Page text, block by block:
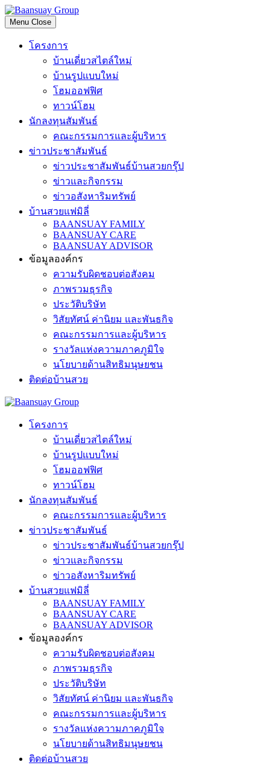
Skip
to
content
Menu Close
โครงการ
บ้านเดี่ยวสไตล์ใหม่
บ้านรูปแบบใหม่
โฮมออฟฟิศ
ทาวน์โฮม
นักลงทุนสัมพันธ์
คณะกรรมการและผู้บริหาร
ข่าวประชาสัมพันธ์
ข่าวประชาสัมพันธ์บ้านสวยกรุ๊ป
ข่าวและกิจกรรม
ข่าวอสังหาริมทรัพย์
บ้านสวยแฟมิลี่
BAANSUAY FAMILY
BAANSUAY CARE
BAANSUAY ADVISOR
ข้อมูลองค์กร
ความรับผิดชอบต่อสังคม
ภาพรวมธุรกิจ
ประวัติบริษัท
วิสัยทัศน์ ค่านิยม และพันธกิจ
คณะกรรมการและผู้บริหาร
รางวัลแห่งความภาคภูมิใจ
นโยบายด้านสิทธิมนุษยชน
ติดต่อบ้านสวย
โครงการ
บ้านเดี่ยวสไตล์ใหม่
บ้านรูปแบบใหม่
โฮมออฟฟิศ
ทาวน์โฮม
นักลงทุนสัมพันธ์
คณะกรรมการและผู้บริหาร
ข่าวประชาสัมพันธ์
ข่าวประชาสัมพันธ์บ้านสวยกรุ๊ป
ข่าวและกิจกรรม
ข่าวอสังหาริมทรัพย์
บ้านสวยแฟมิลี่
BAANSUAY FAMILY
BAANSUAY CARE
BAANSUAY ADVISOR
ข้อมูลองค์กร
ความรับผิดชอบต่อสังคม
ภาพรวมธุรกิจ
ประวัติบริษัท
วิสัยทัศน์ ค่านิยม และพันธกิจ
คณะกรรมการและผู้บริหาร
รางวัลแห่งความภาคภูมิใจ
นโยบายด้านสิทธิมนุษยชน
ติดต่อบ้านสวย